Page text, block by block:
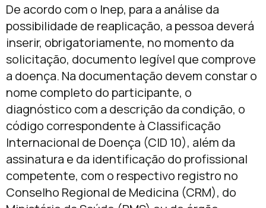
De acordo com o Inep, para a análise da
possibilidade de reaplicação, a pessoa deverá
inserir, obrigatoriamente, no momento da
solicitação, documento legível que comprove
a doença. Na documentação devem constar o
nome completo do participante, o
diagnóstico com a descrição da condição, o
código correspondente à Classificação
Internacional de Doença (CID 10), além da
assinatura e da identificação do profissional
competente, com o respectivo registro no
Conselho Regional de Medicina (CRM), do